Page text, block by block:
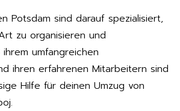
Potsdam sind darauf spezialisiert,
zu organisieren und
umfangreichen
ihren erfahrenen Mitarbeitern sind
Hilfe für deinen Umzug von